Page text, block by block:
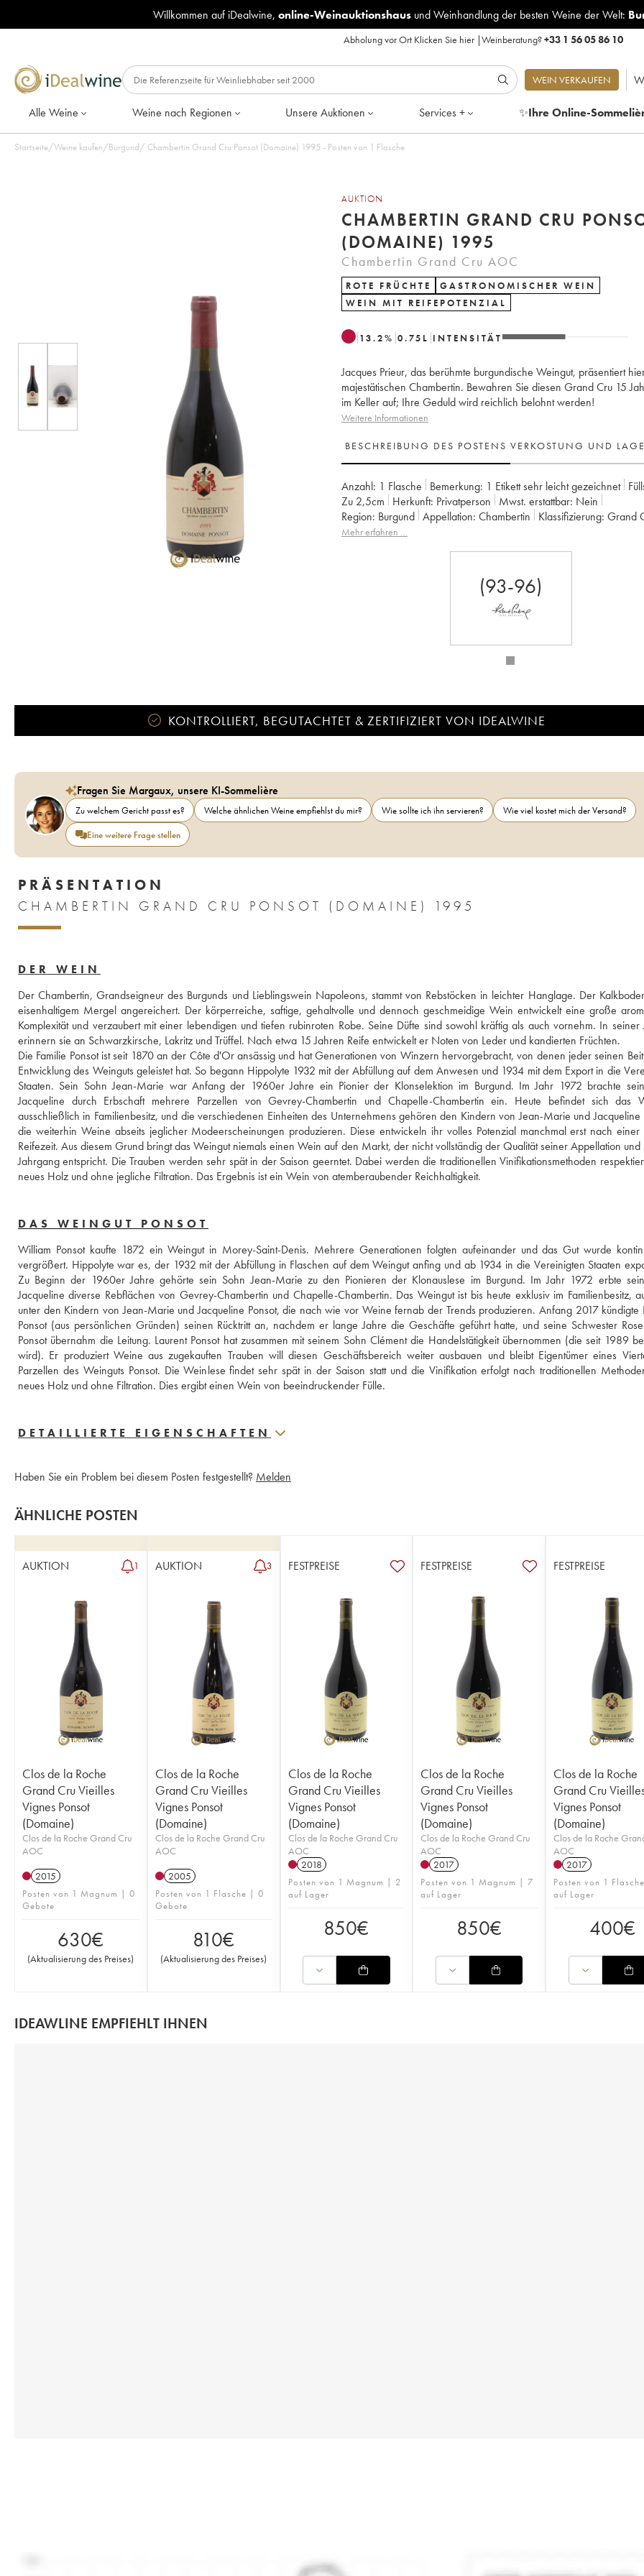
Willkommen auf iDealwine, online-Weinauktionshausund Weinhandlung der besten Weine der Welt:
Abholung vor Ort Klicken Sie hier|Weinberatung?+33 1 56 05 86 10
WEIN VERKAUFEN
Alle Weine Weine nach Regionen Unsere Auktionen Services + ✨Ihre Online-
Startseite/Weine kaufen/Burgund/ Chambertin Grand Cru Ponsot (Domaine) 1995 - Posten von 1 Flasche
AUKTION
CHAMBERTIN GRAND CRU
(DOMAINE) 1995
Chambertin Grand Cru AOC
ROTE FRÜCHTE
GASTRONOMISCHER WEIN
WEIN MIT REIFEPOTENZIAL
13.2% 0.75 L INTENSITÄT
Jacques Prieur, das berühmte burgundische Weingut, präsentiert
majestätischen Chambertin. Bewahren Sie diesen Grand Cru 15
im Keller auf; Ihre Geduld wird reichlich belohnt werden!
Weitere Informationen
BESCHREIBUNG DES POSTENS VERKOSTUNG UND
Anzahl: 1 Flasche Bemerkung: 1 Etikett sehr leicht gezeichnet
Zu 2,5cm
Herkunft: privatperson Mwst. erstattbar:
nein
Region:
Burgund Appellation: Chambertin Klassifizierung:
Grand
Eigentümer:
Ponsot (Domaine)
Mehr erfahren …
(93-96)
KONTROLLIERT, BEGUTACHTET & ZERTIFIZIERT VON IDEALWINE
Fragen Sie Margaux, unsere KI-Sommelière
Zu welchem Gericht passt es? Welche ähnlichen Weine empfiehlst du mir? Wie sollte ich ihn servieren?
Wie viel kostet mich der Versand?
Eine weitere Frage stellen
PRÄSENTATION
CHAMBERTIN GRAND CRU PONSOT (DOMAINE) 1995
DER WEIN
Der Chambertin, Grandseigneur des Burgunds und Lieblingswein Napoleons, stammt von Rebstöcken in leichter Hanglage. Der
eisenhaltigem Mergel angereichert. Der körperreiche, saftige, gehaltvolle und dennoch geschmeidige Wein entwickelt eine große
Komplexität und verzaubert mit einer lebendigen und tiefen rubinroten Robe. Seine Düfte sind sowohl kräftig als auch vornehm. In seiner
erinnern sie an Schwarzkirsche, Lakritz und Trüffel. Nach etwa 15 Jahren Reife entwickelt er Noten von Leder und kandierten Früchten.
Die Familie Ponsot ist seit 1870 an der Côte d'Or ansässig und hat Generationen von Winzern hervorgebracht, von denen jeder seinen
Entwicklung des Weinguts geleistet hat. So begann Hippolyte 1932 mit der Abfüllung auf dem Anwesen und 1934 mit dem Export in die
Staaten. Sein Sohn Jean-Marie war Anfang der 1960er Jahre ein Pionier der Klonselektion im Burgund. Im Jahr 1972 brachte
Jacqueline durch Erbschaft mehrere Parzellen von Gevrey-Chambertin und Chapelle-Chambertin ein. Heute befindet sich das
ausschließlich in Familienbesitz, und die verschiedenen Einheiten des Unternehmens gehören den Kindern von Jean-Marie und Jacqueline
die weiterhin Weine abseits jeglicher Modeerscheinungen produzieren. Diese entwickeln ihr volles Potenzial manchmal erst nach einer
Reifezeit. Aus diesem Grund bringt das Weingut niemals einen Wein auf den Markt, der nicht vollständig der Qualität seiner Appellation und
Jahrgang entspricht. Die Trauben werden sehr spät in der Saison geerntet. Dabei werden die traditionellen Vinifikationsmethoden
DAS WEINGUT PONSOT
William Ponsot kaufte 1872 ein Weingut in Morey-Saint-Denis. Mehrere Generationen folgten aufeinander und das Gut wurde
vergrößert. Hippolyte war es, der 1932 mit der Abfüllung in Flaschen auf dem Weingut anfing und ab 1934 in die Vereinigten Staaten
Zu Beginn der 1960er Jahre gehörte sein Sohn Jean-Marie zu den Pionieren der Klonauslese im Burgund. Im Jahr 1972 erbte
Jacqueline diverse Rebflächen von Gevrey-Chambertin und Chapelle-Chambertin. Das Weingut ist bis heute exklusiv im Familienbesitz,
unter den Kindern von Jean-Marie und Jacqueline Ponsot, die nach wie vor Weine fernab der Trends produzieren. Anfang 2017 kündigte
Ponsot (aus persönlichen Gründen) seinen Rücktritt an, nachdem er lange Jahre die Geschäfte geführt hatte, und seine Schwester
Ponsot übernahm die Leitung. Laurent Ponsot hat zusammen mit seinem Sohn Clément die Handelstätigkeit übernommen (die seit 1989
wird). Er produziert Weine aus zugekauften Trauben will diesen Geschäftsbereich weiter ausbauen und bleibt Eigentümer eines
Parzellen des Weinguts Ponsot. Die Weinlese findet sehr spät in der Saison statt und die Vinifikation erfolgt nach traditionellen
neues Holz und ohne Filtration. Dies ergibt einen Wein von beeindruckender Fülle.
DETAILLIERTE EIGENSCHAFTEN
Haben Sie ein Problem bei diesem Posten festgestellt? Melden
ÄHNLICHE POSTEN
AUKTION 1
Clos de la Roche
Grand Cru Vieilles
Vignes Ponsot
(Domaine)
Clos de la Roche Grand Cru
AOC
2015
Posten von 1 Magnum | 0
Gebote
630€
(Aktualisierung des Preises)
AUKTION 3
Clos de la Roche
Grand Cru Vieilles
Vignes Ponsot
(Domaine)
Clos de la Roche Grand Cru
AOC
2005
Posten von 1 Flasche | 0
Gebote
810€
(Aktualisierung des Preises)
FESTPREISE
Clos de la Roche
Grand Cru Vieilles
Vignes Ponsot
(Domaine)
Clos de la Roche Grand Cru
AOC
2018
Posten von 1 Magnum | 2
auf Lager
850€
FESTPREISE
Clos de la Roche
Grand Cru Vieilles
Vignes Ponsot
(Domaine)
Clos de la Roche Grand Cru
AOC
2017
Posten von 1 Magnum | 7
auf Lager
850€
FESTPREISE
Clos de la Roche
Grand Cru
Vignes Ponsot
(Domaine)
Clos de la Roche
AOC
2017
Posten von 1
auf Lager
400€
IDEAWLINE EMPFIEHLT IHNEN